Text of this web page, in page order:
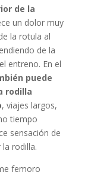
de la
un dolor muy
la rotula al
de la
entreno. En el
puede
rodilla
, viajes largos,
tiempo
sensación de
rodilla.
femoro